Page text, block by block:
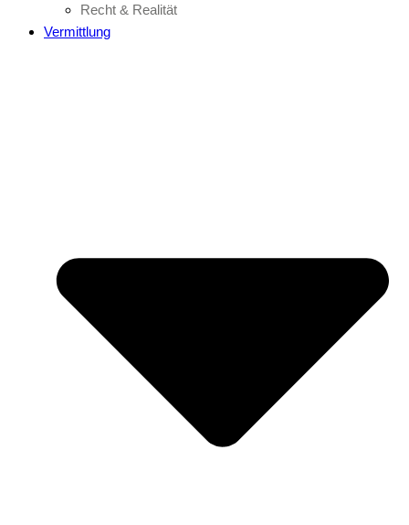
Recht & Realität
Vermittlung